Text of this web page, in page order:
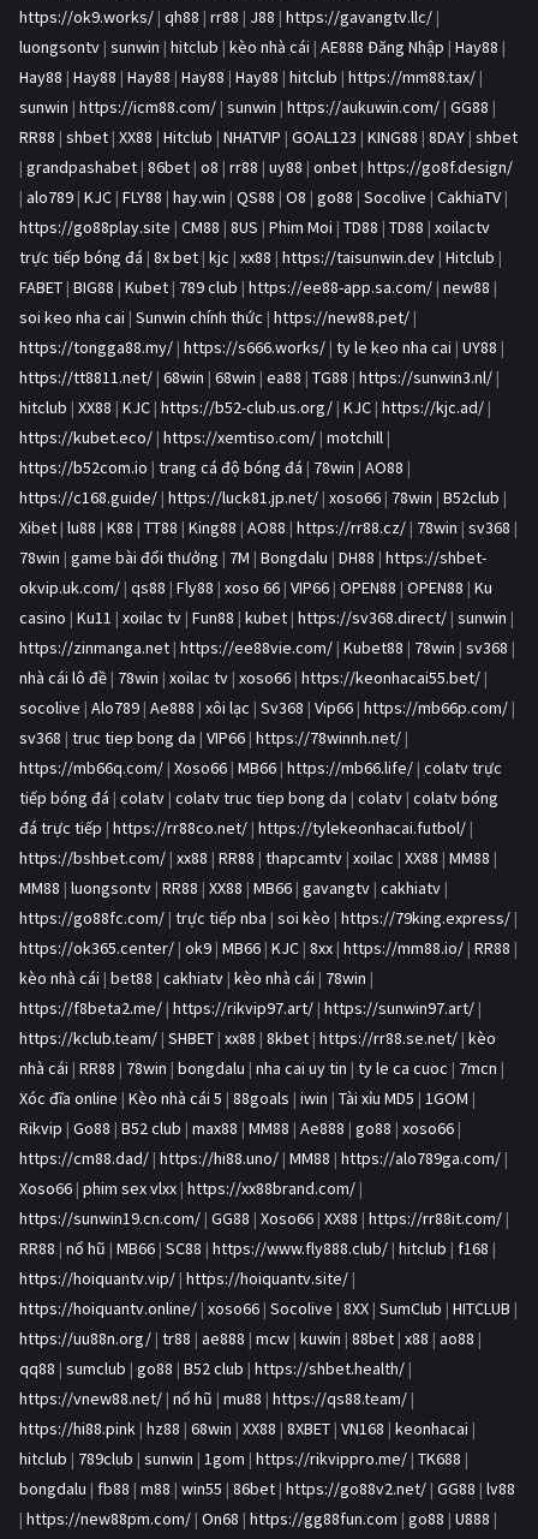
https://ok9.works/ | qh88 | rr88 | J88 | https://gavangtv.llc/ |
luongsontv | sunwin | hitclub | kèo nhà cái | AE888 Đăng Nhập | Hay88 |
Hay88 | Hay88 | Hay88 | Hay88 | Hay88 | hitclub | https://mm88.tax/ |
sunwin | https://icm88.com/ | sunwin | https://aukuwin.com/ | GG88 |
RR88 | shbet | XX88 | Hitclub | NHATVIP | GOAL123 | KING88 | 8DAY | shbet
| grandpashabet | 86bet | o8 | rr88 | uy88 | onbet | https://go8f.design/
| alo789 | KJC | FLY88 | hay.win | QS88 | O8 | go88 | Socolive | CakhiaTV |
https://go88play.site | CM88 | 8US | Phim Moi | TD88 | TD88 | xoilactv
trực tiếp bóng đá | 8x bet | kjc | xx88 | https://taisunwin.dev | Hitclub |
FABET | BIG88 | Kubet | 789 club | https://ee88-app.sa.com/ | new88 |
soi keo nha cai | Sunwin chính thức | https://new88.pet/ |
https://tongga88.my/ | https://s666.works/ | ty le keo nha cai | UY88 |
https://tt8811.net/ | 68win | 68win | ea88 | TG88 | https://sunwin3.nl/ |
hitclub | XX88 | KJC | https://b52-club.us.org/ | KJC | https://kjc.ad/ |
https://kubet.eco/ | https://xemtiso.com/ | motchill |
https://b52com.io | trang cá độ bóng đá | 78win | AO88 |
https://c168.guide/ | https://luck81.jp.net/ | xoso66 | 78win | B52club |
Xibet | lu88 | K88 | TT88 | King88 | AO88 | https://rr88.cz/ | 78win | sv368 |
78win | game bài đổi thưởng | 7M | Bongdalu | DH88 | https://shbet-
okvip.uk.com/ | qs88 | Fly88 | xoso 66 | VIP66 | OPEN88 | OPEN88 | Ku
casino | Ku11 | xoilac tv | Fun88 | kubet | https://sv368.direct/ | sunwin |
https://zinmanga.net | https://ee88vie.com/ | Kubet88 | 78win | sv368 |
nhà cái lô đề | 78win | xoilac tv | xoso66 | https://keonhacai55.bet/ |
socolive | Alo789 | Ae888 | xôi lạc | Sv368 | Vip66 | https://mb66p.com/ |
sv368 | truc tiep bong da | VIP66 | https://78winnh.net/ |
https://mb66q.com/ | Xoso66 | MB66 | https://mb66.life/ | colatv trực
tiếp bóng đá | colatv | colatv truc tiep bong da | colatv | colatv bóng
đá trực tiếp | https://rr88co.net/ | https://tylekeonhacai.futbol/ |
https://bshbet.com/ | xx88 | RR88 | thapcamtv | xoilac | XX88 | MM88 |
MM88 | luongsontv | RR88 | XX88 | MB66 | gavangtv | cakhiatv |
https://go88fc.com/ | trực tiếp nba | soi kèo | https://79king.express/ |
https://ok365.center/ | ok9 | MB66 | KJC | 8xx | https://mm88.io/ | RR88 |
kèo nhà cái | bet88 | cakhiatv | kèo nhà cái | 78win |
https://f8beta2.me/ | https://rikvip97.art/ | https://sunwin97.art/ |
https://kclub.team/ | SHBET | xx88 | 8kbet | https://rr88.se.net/ | kèo
nhà cái | RR88 | 78win | bongdalu | nha cai uy tin | ty le ca cuoc | 7mcn |
Xóc đĩa online | Kèo nhà cái 5 | 88goals | iwin | Tài xỉu MD5 | 1GOM |
Rikvip | Go88 | B52 club | max88 | MM88 | Ae888 | go88 | xoso66 |
https://cm88.dad/ | https://hi88.uno/ | MM88 | https://alo789ga.com/ |
Xoso66 | phim sex vlxx | https://xx88brand.com/ |
https://sunwin19.cn.com/ | GG88 | Xoso66 | XX88 | https://rr88it.com/ |
RR88 | nổ hũ | MB66 | SC88 | https://www.fly888.club/ | hitclub | f168 |
https://hoiquantv.vip/ | https://hoiquantv.site/ |
https://hoiquantv.online/ | xoso66 | Socolive | 8XX | SumClub | HITCLUB |
https://uu88n.org/ | tr88 | ae888 | mcw | kuwin | 88bet | x88 | ao88 |
qq88 | sumclub | go88 | B52 club | https://shbet.health/ |
https://vnew88.net/ | nổ hũ | mu88 | https://qs88.team/ |
https://hi88.pink | hz88 | 68win | XX88 | 8XBET | VN168 | keonhacai |
hitclub | 789club | sunwin | 1gom | https://rikvippro.me/ | TK688 |
bongdalu | fb88 | m88 | win55 | 86bet | https://go88v2.net/ | GG88 | lv88
| https://new88pm.com/ | On68 | https://gg88fun.com | go88 | U888 |